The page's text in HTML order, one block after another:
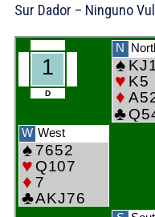
Sur Dador – Ninguno Vul